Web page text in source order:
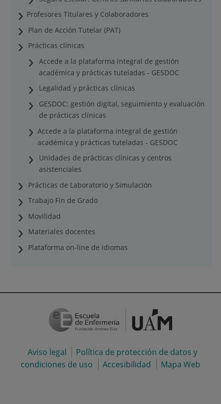
Profesores Titulares y Colaboradores
Plan de Acción Tutelar (PAT)
Prácticas clínicas
Accede a la plataforma integral de gestión
académica y prácticas tuteladas - GESDOC
Legalidad y prácticas clínicas
GESDOC: gestión digital, seguimiento y evaluación
de prácticas clínicas
Accede a la plataforma integral de gestión
académica y prácticas tuteladas - GESDOC
Unidades de prácticas clínicas y centros
asistenciales
Prácticas de Laboratorio y Simulación
Trabajo Fin de Grado
Movilidad
Materiales docentes
Plataforma on-line de idiomas
Aviso legal
Política de protección de datos y
condiciones de uso
Accesibilidad Mapa Web